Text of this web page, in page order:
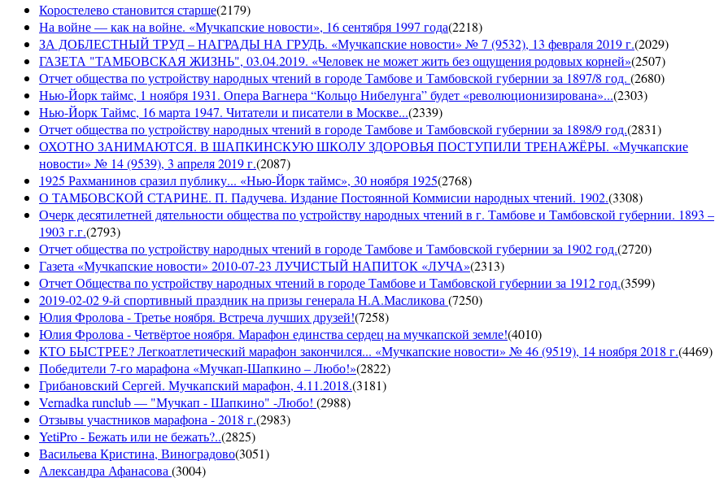
Коростелево становится старше(2179)
На войне — как на войне. «Мучкапские новости», 16 сентября 1997 года(2218)
ЗА ДОБЛЕСТНЫЙ ТРУД – НАГРАДЫ НА ГРУДЬ. «Мучкапские новости» № 7 (9532), 13 февраля 2019 г.(2029)
ГАЗЕТА "ТАМБОВСКАЯ ЖИЗНЬ", 03.04.2019. «Человек не может жить без ощущения родовых корней»(2507)
Отчет общества по устройству народных чтений в городе Тамбове и Тамбовской губернии за 1897/8 год. (2680)
Нью-Йорк таймс, 1 ноября 1931. Опера Вагнера “Кольцо Нибелунга” будет «революционизирована»...(2303)
Нью-Йорк Таймс, 16 марта 1947. Читатели и писатели в Москве...(2339)
Отчет общества по устройству народных чтений в городе Тамбове и Тамбовской губернии за 1898/9 год.(2831)
ОХОТНО ЗАНИМАЮТСЯ. В ШАПКИНСКУЮ ШКОЛУ ЗДОРОВЬЯ ПОСТУПИЛИ ТРЕНАЖЁРЫ. «Мучкапские
новости» № 14 (9539), 3 апреля 2019 г.(2087)
1925 Рахманинов сразил публику... «Нью-Йорк таймс», 30 ноября 1925(2768)
О ТАМБОВСКОЙ СТАРИНЕ. П. Падучева. Издание Постоянной Коммисии народных чтений. 1902.(3308)
Очерк десятилетней дятельности общества по устройству народных чтений в г. Тамбове и Тамбовской губернии. 1893 –
1903 г.г.(2793)
Отчет общества по устройству народных чтений в городе Тамбове и Тамбовской губернии за 1902 год.(2720)
Газета «Мучкапские новости» 2010-07-23 ЛУЧИСТЫЙ НАПИТОК «ЛУЧА»(2313)
Отчет Общества по устройству народных чтений в городе Тамбове и Тамбовской губернии за 1912 год.(3599)
2019-02-02 9-й спортивный праздник на призы генерала Н.А.Масликова(7250)
Юлия Фролова - Третье ноября. Встреча лучших друзей!(7258)
Юлия Фролова - Четвёртое ноября. Марафон единства сердец на мучкапской земле!(4010)
КТО БЫСТРЕЕ? Легкоатлетический марафон закончился... «Мучкапские новости» № 46 (9519), 14 ноября 2018 г.(4469)
Победители 7-го марафона «Мучкап-Шапкино – Любо!»(2822)
Грибановский Сергей. Мучкапский марафон, 4.11.2018.(3181)
Vernadka runclub — "Мучкап - Шапкино" -Любо! (2988)
Отзывы участников марафона - 2018 г.(2983)
YetiPro - Бежать или не бежать?..(2825)
Васильева Кристина, Виноградово(3051)
Александра Афанасова(3004)